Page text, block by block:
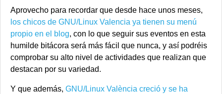
Aprovecho para recordar que desde hace unos meses,
los chicos de GNU/Linux Valencia ya tienen su menú
propio en el blog, con lo que seguir sus eventos en esta
humilde bitácora será más fácil que nunca, y así podréis
comprobar su alto nivel de actividades que realizan que
destacan por su variedad.
Y que además, GNU/Linux València creció y se ha